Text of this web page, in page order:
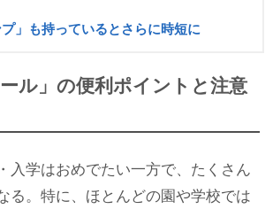
」も持っているとさらに時短に
ール」の便利ポイントと注意
入学はおめでたい一方で、たくさん
る。特に、ほとんどの園や学校では